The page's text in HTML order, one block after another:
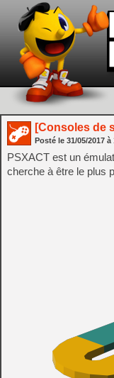
[Consoles de
Posté le 31/05/2017 à
PSXACT est un
cherche à être le plus